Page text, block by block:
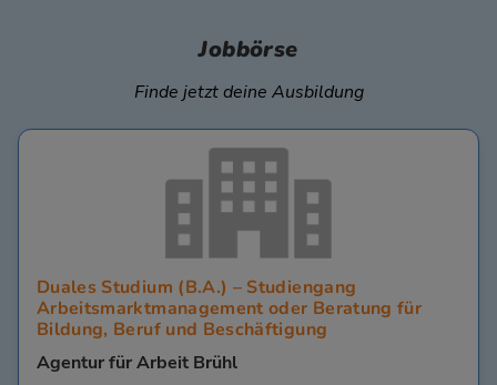
Jobbörse
Finde jetzt deine Ausbildung
Duales Studium (B.A.) – Studiengang
Arbeitsmarktmanagement oder Beratung für
Bildung, Beruf und Beschäftigung
Agentur für Arbeit Brühl